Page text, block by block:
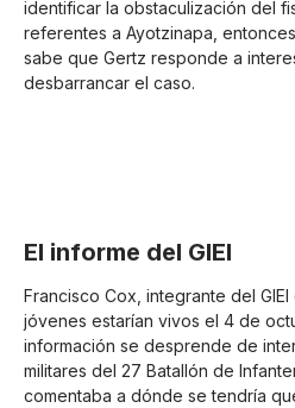
identificar la obstaculización del
referentes a Ayotzinapa,
sabe que Gertz responde a
desbarrancar el caso.
El informe del GIEI
Francisco Cox, integrante del
jóvenes estarían vivos el 4 de
información se desprende de
militares del 27 Batallón de
comentaba a dónde se tendría